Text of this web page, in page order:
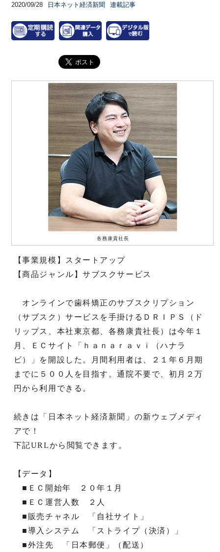
2020/09/28 日本ネット経済新聞 連載記事
各務康貴社長
【事業規模】スタートアップ
【商品ジャンル】サブスクサービス
オンラインで歯科矯正のサブスクリプション
（サブスク）サービスを手掛けるＤＲＩＰＳ（ド
リップス、本社東京都、各務康貴社長）は今年１
月、ＥＣサイト「ｈａｎａｒａｖｉ（ハナラ
ビ）」を開設した。月間利用者は、２１年６月期
までに５００人を目指す。通院不要で、初月２万
円から利用できる。
続きは「日本ネット経済新聞」の新ウェブメディ
アで！
下記URLから閲覧できます。
【データ】
■ＥＣ開始年 ２０年１月
■ＥＣ運営人数 ２人
■販売チャネル 「自社サイト」
■導入システム 「ストライプ（決済）」
■外注先 「日本郵便」（配送）